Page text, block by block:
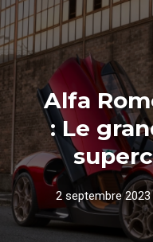
Alfa
: Le
2 septembre 2023